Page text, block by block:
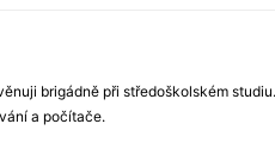
brigádně při středoškolském
a počítače.